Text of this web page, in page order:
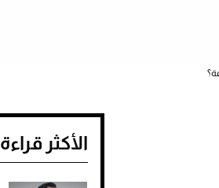
الأكثر قراءة